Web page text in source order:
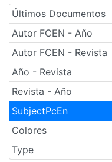
Últimos Documentos
Autor FCEN - Año
Autor FCEN - Revista
Año - Revista
Revista - Año
SubjectPcEn
Colores
Type